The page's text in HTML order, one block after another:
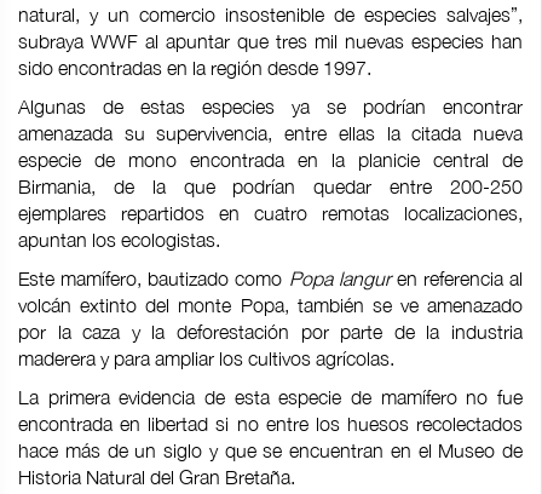
natural, y un comercio insostenible de especies salvajes”,
subraya WWF al apuntar que tres mil nuevas especies han
sido encontradas en la región desde 1997.
Algunas de estas especies ya se podrían encontrar
amenazada su supervivencia, entre ellas la citada nueva
especie de mono encontrada en la planicie central de
Birmania, de la que podrían quedar entre 200-250
ejemplares repartidos en cuatro remotas localizaciones,
apuntan los ecologistas.
Este mamífero, bautizado como Popa languren referencia al
volcán extinto del monte Popa, también se ve amenazado
por la caza y la deforestación por parte de la industria
maderera y para ampliar los cultivos agrícolas.
La primera evidencia de esta especie de mamífero no fue
encontrada en libertad si no entre los huesos recolectados
hace más de un siglo y que se encuentran en el Museo de
Historia Natural del Gran Bretaña.